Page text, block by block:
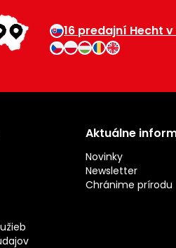
16 predajní Hecht v
Aktuálne
Novinky
Newsletter
Chránime prírodu